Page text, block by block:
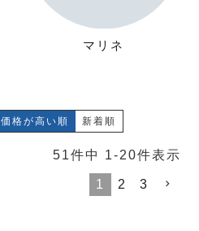
マリネ
価格が高い順 新着順
51件中 1-20件表示
1 2 3